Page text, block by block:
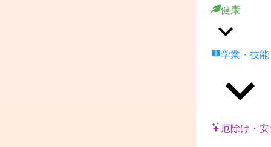
健康
学業・技能
厄除け・